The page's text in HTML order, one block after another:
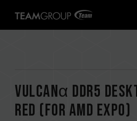
VULCANα DDR5
RED (FOR AMD EXPO)